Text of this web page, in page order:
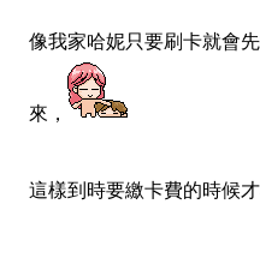
像我家哈妮只要刷卡就會
來，
這樣到時要繳卡費的時候